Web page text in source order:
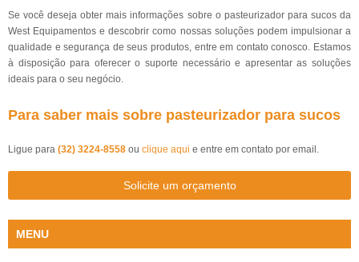
Se você deseja obter mais informações sobre o pasteurizador para sucos da
West Equipamentos e descobrir como nossas soluções podem impulsionar a
qualidade e segurança de seus produtos, entre em contato conosco. Estamos
à disposição para oferecer o suporte necessário e apresentar as soluções
ideais para o seu negócio.
Para saber mais sobre pasteurizador para sucos
Ligue para (32) 3224-8558 ou clique aqui e entre em contato por email.
Solicite um orçamento
MENU